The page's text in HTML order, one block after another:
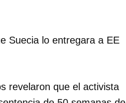
Suecia lo entregara a EE
revelaron que el activista